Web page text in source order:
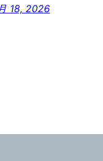
18, 2026